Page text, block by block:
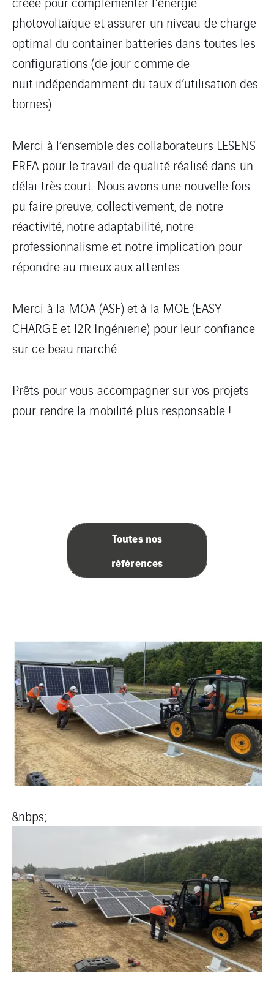
photovoltaïque et assurer un niveau de charge
optimal du container batteries dans toutes les
configurations (de jour comme de
nuit indépendamment du taux d’utilisation des
bornes).
Merci à l’ensemble des collaborateurs LESENS
EREA pour le travail de qualité réalisé dans un
délai très court. Nous avons une nouvelle fois
pu faire preuve, collectivement, de notre
réactivité, notre adaptabilité, notre
professionnalisme et notre implication pour
répondre au mieux aux attentes.
Merci à la MOA (ASF) et à la MOE (EASY
CHARGE et I2R Ingénierie) pour leur confiance
sur ce beau marché.
Prêts pour vous accompagner sur vos projets
pour rendre la mobilité plus responsable !
Toutes nos
références
&nbps;